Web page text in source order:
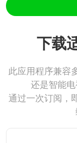
下载
此应用程序兼容
还是智能电
通过一次订阅，